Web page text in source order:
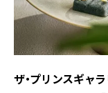
ザ・プリンスギャ